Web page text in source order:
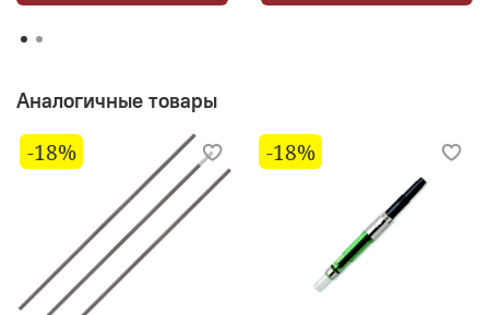
Аналогичные товары
-18% -18%